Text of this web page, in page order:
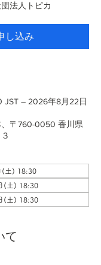
法人トピカ
し込み
JST – 2026年8月22日
〒760-0050 香川県
(土) 18:30
(土) 18:30
(土) 18:30
て